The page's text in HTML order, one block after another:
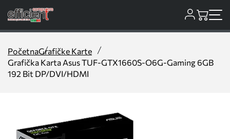
PočetnaGrafičke Karte
Grafička Karta Asus TUF-GTX1660S-O6G-Gaming 6GB
192 Bit DP/DVI/HDMI